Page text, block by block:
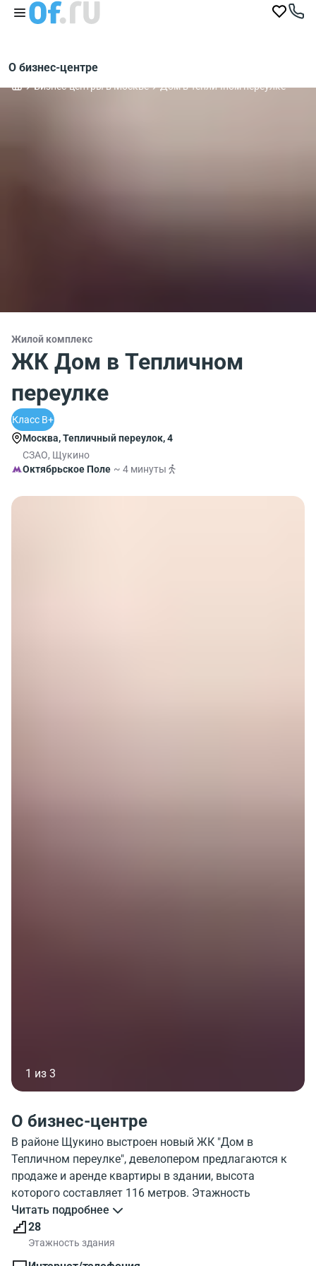
О бизнес-центре
Бизнес-центры в Москве Дом в Тепличном переулке
Жилой комплекс
ЖК Дом в Тепличном
переулке
Класс B+
Москва, Тепличный переулок, 4
СЗАО, Щукино
Октябрьское Поле ~ 4 минуты
1 из 3
О бизнес-центре
В районе Щукино выстроен новый ЖК "Дом в
Тепличном переулке", девелопером предлагаются к
продаже и аренде квартиры в здании, высота
которого составляет 116 метров. Этажность
переменная, 19-28 этажей, с верхних этажей
открывается удивительный вид на северо-западный
район столицы.
Особенностью строения является его причудливая
Читать подробнее
28
Этажность здания